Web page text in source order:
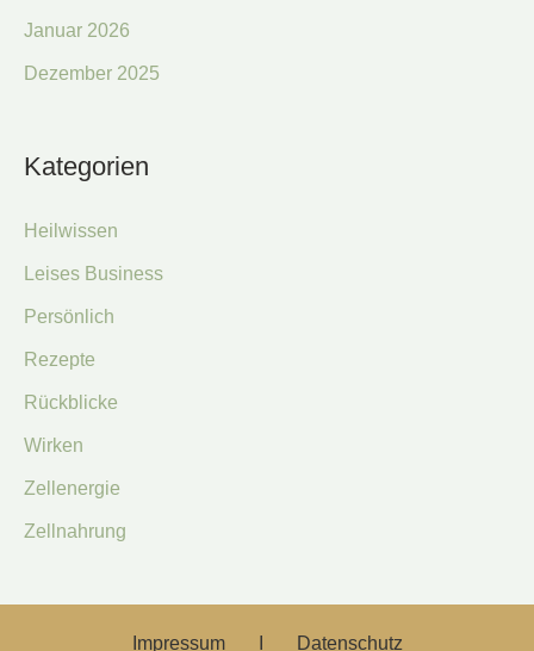
Januar 2026
Dezember 2025
Kategorien
Heilwissen
Leises Business
Persönlich
Rezepte
Rückblicke
Wirken
Zellenergie
Zellnahrung
Impressum Ι Datenschutz